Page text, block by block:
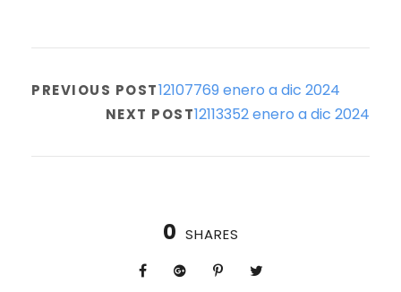
PREVIOUS POST12107769 enero a dic 2024
NEXT POST12113352 enero a dic 2024
0 SHARES